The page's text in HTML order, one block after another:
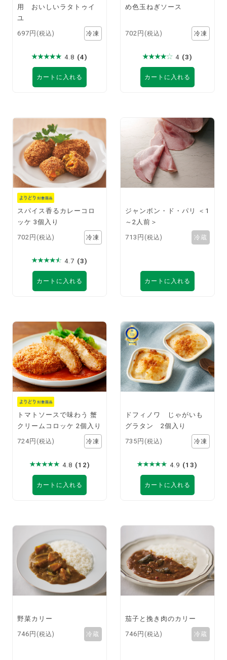
用 おいしいラタトゥイ
ユ
697円 (税込)
4.8 (4)
カートに入れる
め色玉ねぎソース
702円 (税込)
4 (3)
カートに入れる
スパイス香るカレーコロ
ッケ 3個入り
702円 (税込)
4.7 (3)
カートに入れる
ジャンボン・ド・パリ ＜1
～2人前＞
713円 (税込)
カートに入れる
トマトソースで味わう 蟹
クリームコロッケ 2個入り
724円 (税込)
4.8 (12)
カートに入れる
ドフィノワ じゃがいも
グラタン 2個入り
735円 (税込)
4.9 (13)
カートに入れる
野菜カリー
746円 (税込)
茄子と挽き肉のカリー
746円 (税込)